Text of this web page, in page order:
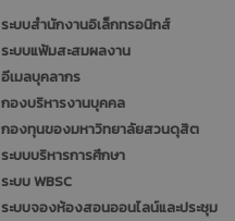
ระบบสำนักงานอิเล็กทรอนิกส์
ระบบแฟ้มสะสมผลงาน
อีเมลบุคลากร
กองบริหารงานบุคคล
กองทุนของมหาวิทยาลัยสวนดุสิต
ระบบบริหารการศึกษา
ระบบ WBSC
ระบบจองห้องสอนออนไลน์และประชุม